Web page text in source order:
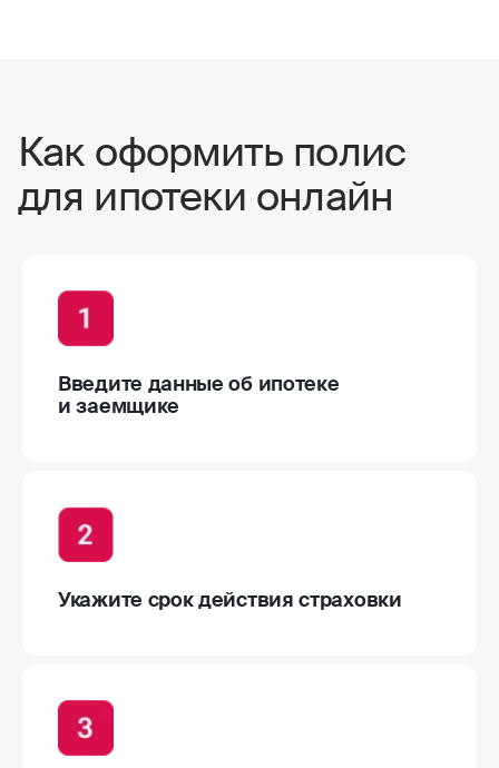
Как оформить полис
для ипотеки онлайн
Введите данные об ипотеке
и заемщике
Укажите срок действия страховки